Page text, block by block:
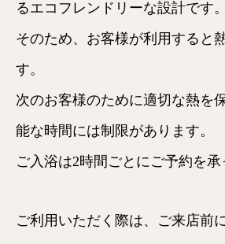
るエコフレンドリーな設計です。
そのため、お客様が利用すると
す。
次のお客様のために適切な熱を
能な時間には制限があります。
ご入浴は2時間ごとにご予約を承
ご利用いただく際は、ご来店前